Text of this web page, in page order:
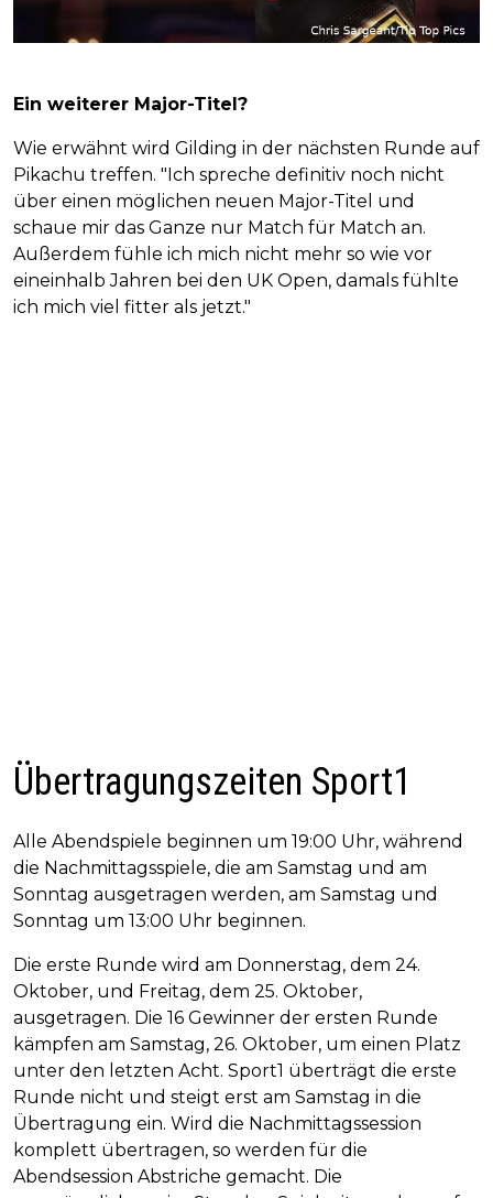
Ein weiterer Major-Titel?
Wie erwähnt wird Gilding in der nächsten Runde auf
Pikachu treffen. "Ich spreche definitiv noch nicht
über einen möglichen neuen Major-Titel und
schaue mir das Ganze nur Match für Match an.
Außerdem fühle ich mich nicht mehr so wie vor
eineinhalb Jahren bei den UK Open, damals fühlte
ich mich viel fitter als jetzt."
Übertragungszeiten Sport1
Alle Abendspiele beginnen um 19:00 Uhr, während
die Nachmittagsspiele, die am Samstag und am
Sonntag ausgetragen werden, am Samstag und
Sonntag um 13:00 Uhr beginnen.
Die erste Runde wird am Donnerstag, dem 24.
Oktober, und Freitag, dem 25. Oktober,
ausgetragen. Die 16 Gewinner der ersten Runde
kämpfen am Samstag, 26. Oktober, um einen Platz
unter den letzten Acht. Sport1 überträgt die erste
Runde nicht und steigt erst am Samstag in die
Übertragung ein. Wird die Nachmittagssession
komplett übertragen, so werden für die
Abendsession Abstriche gemacht. Die